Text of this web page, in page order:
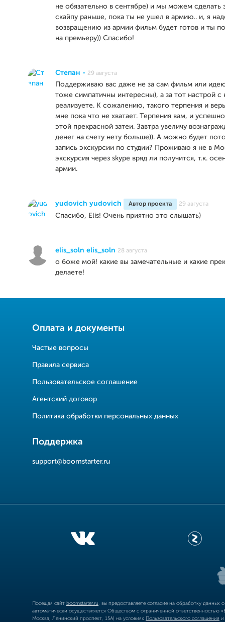
не обязательно в сентябре) и мы можем сделать
скайпу раньше, пока ты не ушел в армию.. и, я
возвращению из армии фильм будет готов и ты
на премьеру)) Спасибо!
Степан - 29 августа
Поддерживаю вас даже не за сам фильм или
тоже симпатичны интересны), а за тот настрой
реализуете. К сожалению, такого терпения и
мне пока что не хватает. Терпения вам, и
этой прекрасной затеи. Завтра увеличу
денег на счету нету больше)). А можно будет
запись экскурсии по студии? Проживаю я не в
экскурсия через skype вряд ли получится, т.к.
армии.
yudovich yudovich Автор проекта 29 августа
Спасибо, Elis! Очень приятно это слышать)
elis_soln elis_soln 28 августа
о боже мой! какие вы замечательные и какие
делаете!
Оплата и документы
Частые вопросы
Правила сервиса
Пользовательское соглашение
Агентский договор
Политика обработки персональных данных
Поддержка
support@boomstarter.ru
Посещая сайт boomstarter.ru , вы предоставляете согласие на обработку
автоматически осуществляется Обществом с ограниченной
Москва, Ленинский проспект, 15А) на условиях Пользовательского соглашения и